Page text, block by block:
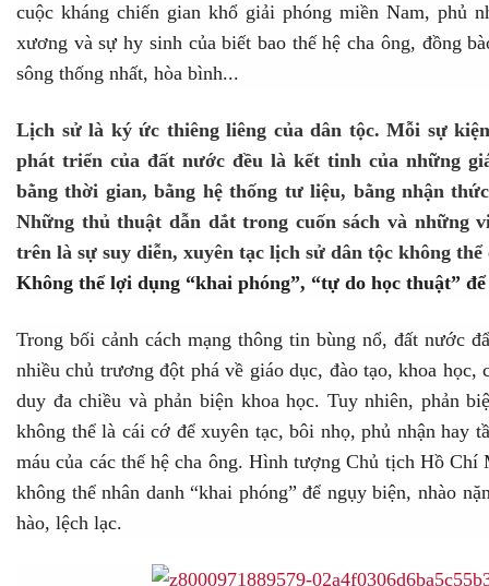
cuộc kháng chiến gian khổ giải phóng miền Nam, phủ
xương và sự hy sinh của biết bao thế hệ cha ông, đồng
sông thống nhất, hòa bình...
Lịch sử là ký ức thiêng liêng của dân tộc. Mỗi sự
phát triển của đất nước đều là kết tinh của những
bằng thời gian, bằng hệ thống tư liệu, bằng nhận
Những thủ thuật dẫn dắt trong cuốn sách và những
trên là sự suy diễn, xuyên tạc lịch sử dân tộc không thể
Không thể lợi dụng “khai phóng”, “tự do học thuật”
Trong bối cảnh cách mạng thông tin bùng nổ, đất nước
nhiều chủ trương đột phá về giáo dục, đào tạo, khoa học,
duy đa chiều và phản biện khoa học. Tuy nhiên, phản
không thể là cái cớ để xuyên tạc, bôi nhọ, phủ nhận hay
máu của các thế hệ cha ông. Hình tượng Chủ tịch Hồ
không thể nhân danh “khai phóng” để ngụy biện, nhào
hào, lệch lạc.